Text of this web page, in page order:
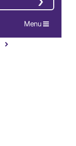
Navigation
Menu